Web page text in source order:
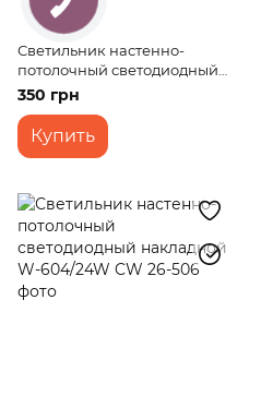
Светильник настенно-
потолочный светодиодный
накладной W-600/8W WW
350 грн
Купить